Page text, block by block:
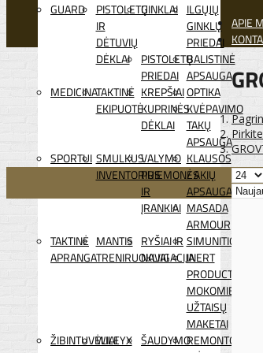
GUARD
PISTOLETŲ
IR
DĖTUVIŲ
DĖKLAI
GINKLAI ILGŲJŲ
GINKLŲ
PRIEDAI
PISTOLETŲ
PRIEDAI
BALISTINĖ
APSAUGA
MEDICINATAKTINĖ
EKIPUOTĖ
KREPŠIAI
KUPRINĖS
DĖKLAI
OPTIKA
KVĖPAVIMO
TAKŲ
APSAUGA
SPORTUI SMULKUS
INVENTORIUS
VALYMO
PRIEMONĖS
IR
ĮRANKIAI
KLAUSOS
/ AKIŲ
APSAUGA
MASADA
ARMOUR
TAKTINĖ
APRANGA
MANTIS
TRENIRUOKLIAI
RYŠIAI IR
NAVIGACIJA
SIMUNITION
INERT
PRODUCTS
MOKOMIEJI
UŽTAISŲ
MAKETAI
ŽIBINTUVĖLIAI
WILEYX ŠAUDYMOREMONTO
APIE